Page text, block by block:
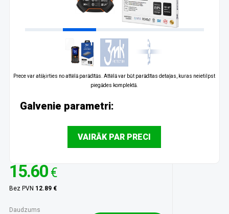
Prece var atšķirties no attēlā parādītās. Attēlā var būt parādītas detaļas, kuras neietilpst
piegādes komplektā.
Galvenie parametri:
VAIRĀK PAR PRECI
15.60 €
Bez PVN 12.89 €
Daudzums